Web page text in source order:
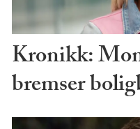
Kronikk:
bremser